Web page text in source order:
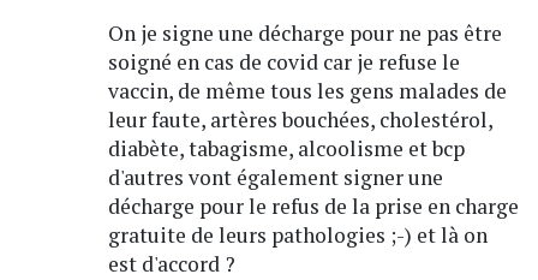
On je signe une décharge pour ne pas être
soigné en cas de covid car je refuse le
vaccin, de même tous les gens malades de
leur faute, artères bouchées, cholestérol,
diabète, tabagisme, alcoolisme et bcp
d'autres vont également signer une
décharge pour le refus de la prise en charge
gratuite de leurs pathologies ;-) et là on
est d'accord ?